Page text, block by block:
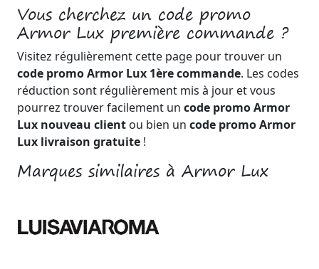
Vous cherchez un code promo
Armor Lux première commande ?
Visitez régulièrement cette page pour trouver un
code promo Armor Lux 1ère commande. Les codes
réduction sont régulièrement mis à jour et vous
pourrez trouver facilement un code promo Armor
Lux nouveau client ou bien un code promo Armor
Lux livraison gratuite !
Marques similaires à Armor Lux